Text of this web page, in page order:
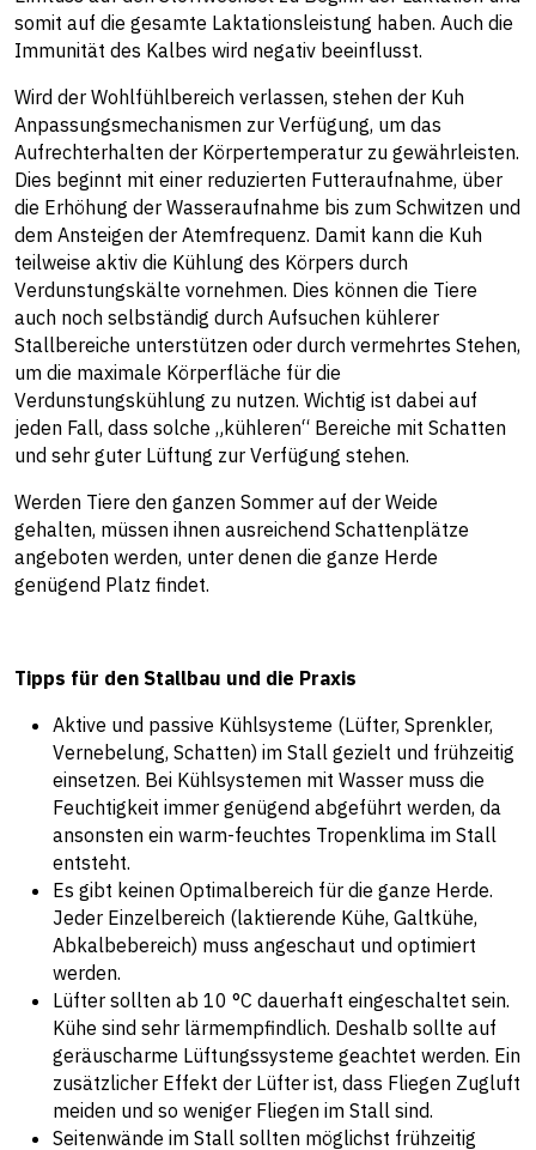
somit auf die gesamte Laktationsleistung haben. Auch die
Immunität des Kalbes wird negativ beeinflusst.
Wird der Wohlfühlbereich verlassen, stehen der Kuh
Anpassungsmechanismen zur Verfügung, um das
Aufrechterhalten der Körpertemperatur zu gewährleisten.
Dies beginnt mit einer reduzierten Futteraufnahme, über
die Erhöhung der Wasseraufnahme bis zum Schwitzen und
dem Ansteigen der Atemfrequenz. Damit kann die Kuh
teilweise aktiv die Kühlung des Körpers durch
Verdunstungskälte vornehmen. Dies können die Tiere
auch noch selbständig durch Aufsuchen kühlerer
Stallbereiche unterstützen oder durch vermehrtes Stehen,
um die maximale Körperfläche für die
Verdunstungskühlung zu nutzen. Wichtig ist dabei auf
jeden Fall, dass solche „kühleren“ Bereiche mit Schatten
und sehr guter Lüftung zur Verfügung stehen.
Werden Tiere den ganzen Sommer auf der Weide
gehalten, müssen ihnen ausreichend Schattenplätze
angeboten werden, unter denen die ganze Herde
genügend Platz findet.
Tipps für den Stallbau und die Praxis
Aktive und passive Kühlsysteme (Lüfter, Sprenkler,
Vernebelung, Schatten) im Stall gezielt und frühzeitig
einsetzen. Bei Kühlsystemen mit Wasser muss die
Feuchtigkeit immer genügend abgeführt werden, da
ansonsten ein warm-feuchtes Tropenklima im Stall
entsteht.
Es gibt keinen Optimalbereich für die ganze Herde.
Jeder Einzelbereich (laktierende Kühe, Galtkühe,
Abkalbebereich) muss angeschaut und optimiert
werden.
Lüfter sollten ab 10 °C dauerhaft eingeschaltet sein.
Kühe sind sehr lärmempfindlich. Deshalb sollte auf
geräuscharme Lüftungssysteme geachtet werden. Ein
zusätzlicher Effekt der Lüfter ist, dass Fliegen Zugluft
meiden und so weniger Fliegen im Stall sind.
Seitenwände im Stall sollten möglichst frühzeitig